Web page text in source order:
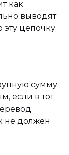
как
выводят
цепочку
сумму
если в тот
не должен